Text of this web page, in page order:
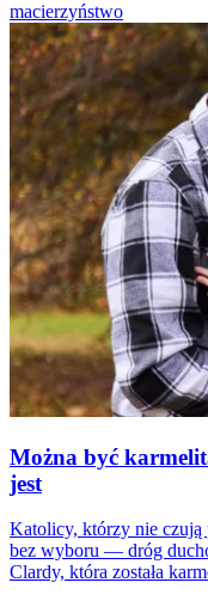
macierzyństwo
Można być
jest
Katolicy, którzy nie czują
bez wyboru — dróg
Clardy, która została